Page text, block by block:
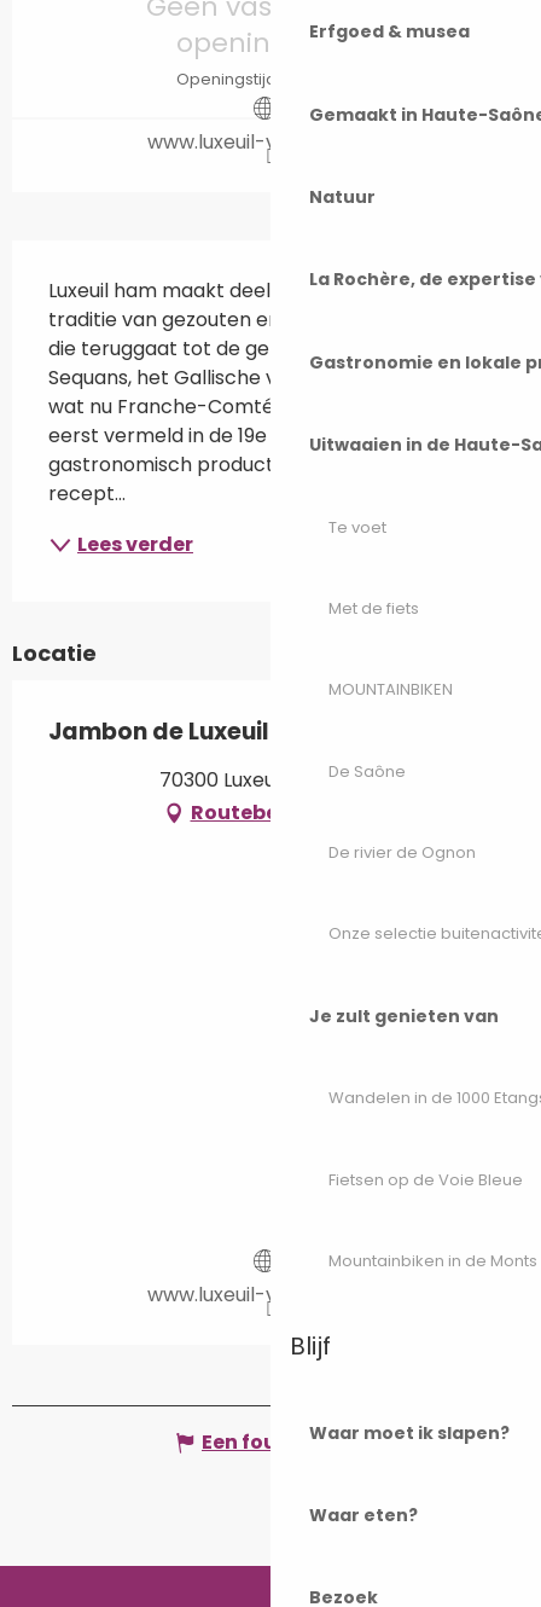
Erfgoed & musea
Gemaakt in Haute-
Natuur
La Rochère, de
Gastronomie en lokale
Uitwaaien in de Haute-
Te voet
Met de fiets
MOUNTAINBIKEN
De Saône
De rivier de Ognon
Onze selectie
Je zult genieten van
Wandelen in de 1000
Fietsen op de Voie Bleue
Mountainbiken in de Monts
Blijf
Waar moet ik slapen?
Waar eten?
Bezoek
openingsuren
Openingstijden bekijken
www.luxeuil-vosges-sud.fr
Luxeuil ham maakt deel uit van de Comté
traditie van gezouten en gerookte producten,
die teruggaat tot de gebruiken van de
Sequans, het Gallische volk dat zich vestigde in
wat nu Franche-Comté is. Het werd voor het
eerst vermeld in de 19e eeuw. Als
gastronomisch product volgt het een strikt
recept...
Lees verder
Locatie
Jambon de Luxeuil
70300 Luxeuil-les-Bains
Routebeschrijving
www.luxeuil-vosges-sud.fr
Een fout melden